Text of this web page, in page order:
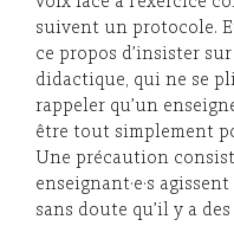
suivent un protocole.
ce propos d’insister
didactique, qui ne se
rappeler qu’un
être tout simplement
Une précaution
enseignant·e·s
sans doute qu’il y a